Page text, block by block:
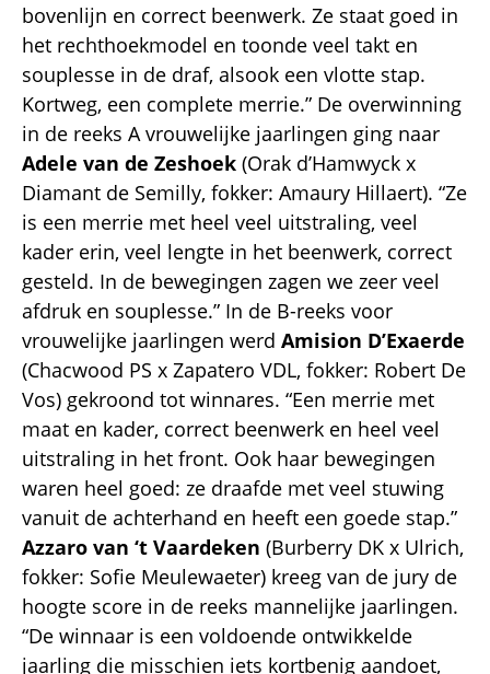
bovenlijn en correct beenwerk. Ze staat goed in
het rechthoekmodel en toonde veel takt en
souplesse in de draf, alsook een vlotte stap.
Kortweg, een complete merrie.” De overwinning
in de reeks A vrouwelijke jaarlingen ging naar
Adele van de Zeshoek (Orak d’Hamwyck x
Diamant de Semilly, fokker: Amaury Hillaert). “Ze
is een merrie met heel veel uitstraling, veel
kader erin, veel lengte in het beenwerk, correct
gesteld. In de bewegingen zagen we zeer veel
afdruk en souplesse.” In de B-reeks voor
vrouwelijke jaarlingen werd Amision D’Exaerde
(Chacwood PS x Zapatero VDL, fokker: Robert De
Vos) gekroond tot winnares. “Een merrie met
maat en kader, correct beenwerk en heel veel
uitstraling in het front. Ook haar bewegingen
waren heel goed: ze draafde met veel stuwing
vanuit de achterhand en heeft een goede stap.”
Azzaro van ‘t Vaardeken (Burberry DK x Ulrich,
fokker: Sofie Meulewaeter) kreeg van de jury de
hoogte score in de reeks mannelijke jaarlingen.
“De winnaar is een voldoende ontwikkelde
jaarling die misschien iets kortbenig aandoet,